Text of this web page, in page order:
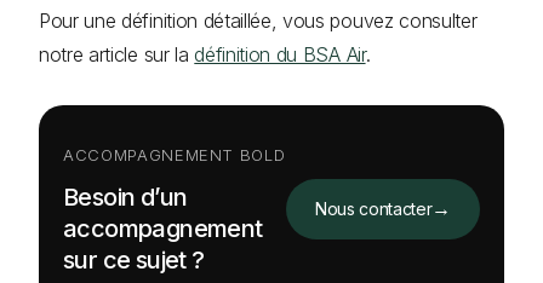
Pour une définition détaillée, vous pouvez consulter
notre article sur ladéfinition du BSA Air.
ACCOMPAGNEMENT BOLD
Besoin d’un
accompagnement
sur ce sujet ?
Nous contacter→